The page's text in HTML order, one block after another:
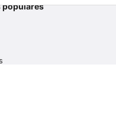
populares